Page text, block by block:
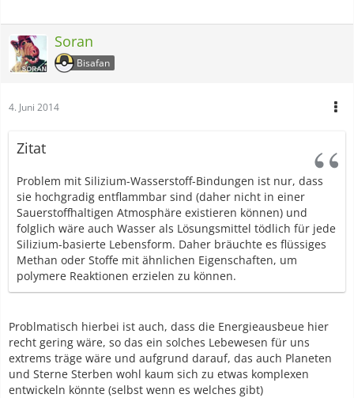
Soran
Bisafan
4. Juni 2014
Zitat
Problem mit Silizium-Wasserstoff-Bindungen ist nur, dass
sie hochgradig entflammbar sind (daher nicht in einer
Sauerstoffhaltigen Atmosphäre existieren können) und
folglich wäre auch Wasser als Lösungsmittel tödlich für jede
Silizium-basierte Lebensform. Daher bräuchte es flüssiges
Methan oder Stoffe mit ähnlichen Eigenschaften, um
polymere Reaktionen erzielen zu können.
Problmatisch hierbei ist auch, dass die Energieausbeue hier
recht gering wäre, so das ein solches Lebewesen für uns
extrems träge wäre und aufgrund darauf, das auch Planeten
und Sterne Sterben wohl kaum sich zu etwas komplexen
entwickeln könnte (selbst wenn es welches gibt)